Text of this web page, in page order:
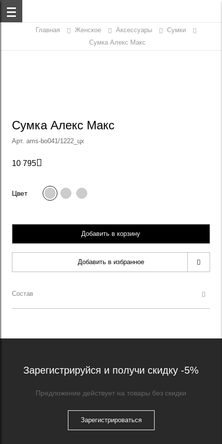
Главная Женское Аксессуары
Сумки
Сумка Алекс Макс
Сумка Алекс Макс
Арт. ams-bo041/1222_цх
10 795
Цвет
Добавить в корзину
Добавить в избранное
Состав
Зарегистрируйся и получи скидку -5%
Предложение действует на товары без скидки
Зарегистрироваться